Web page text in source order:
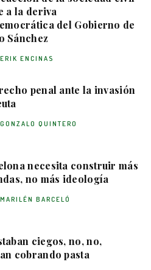
a la deriva
del Gobierno de
Sánchez
ERIK ENCINAS
penal ante la invasión
GONZALO QUINTERO
necesita construir más
no más ideología
MARILÉN BARCELÓ
ciegos, no, no,
cobrando pasta